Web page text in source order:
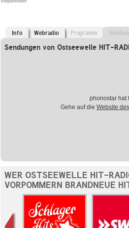
Vorpommern
Info Webradio Programm
Sendungen von Ostseewelle HIT-
phonostar hat
Gehe auf die Website
WER OSTSEEWELLE HIT-
VORPOMMERN BRANDNEUE